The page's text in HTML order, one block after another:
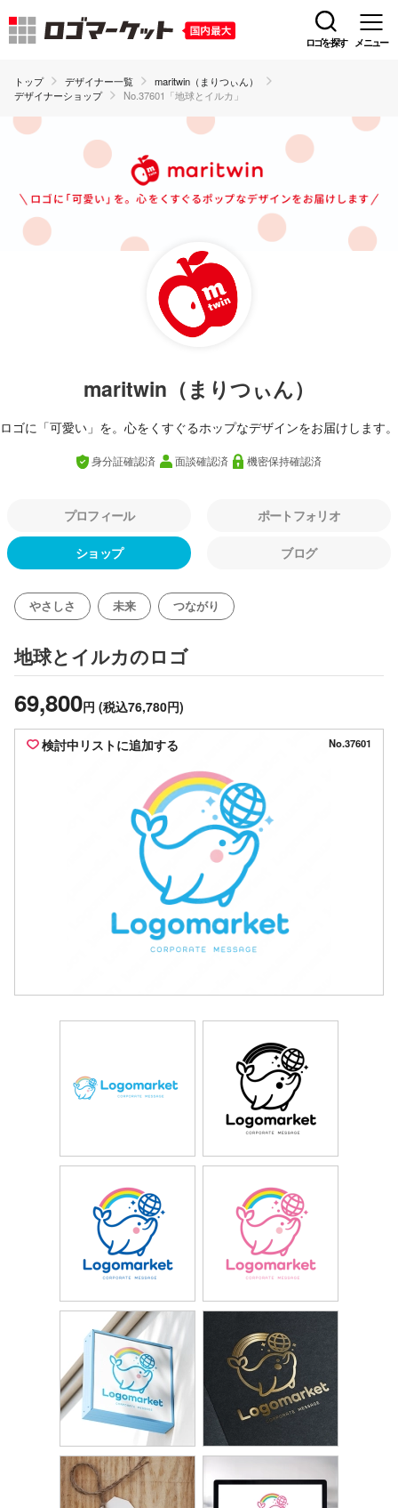
ロゴを探す メニュー
トップ デザイナー一覧
maritwin（まりつぃん）
デザイナーショップ
No.37601「地球とイルカ」
maritwin（まりつぃん）
ロゴに「可愛い」を。心をくすぐるホップなデザインをお届けします。
身分証確認済 面談確認済 機密保持確認済
プロフィール ポートフォリオ
ショップ ブログ
やさしさ 未来 つながり
地球とイルカのロゴ
69,800円 (税込76,780円)
検討中リストに追加する No.37601